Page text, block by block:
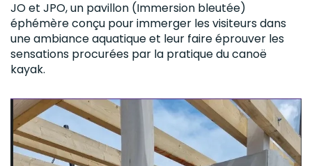
JO et JPO, un pavillon (Immersion bleutée)
éphémère conçu pour immerger les visiteurs dans
une ambiance aquatique et leur faire éprouver les
sensations procurées par la pratique du canoë
kayak.